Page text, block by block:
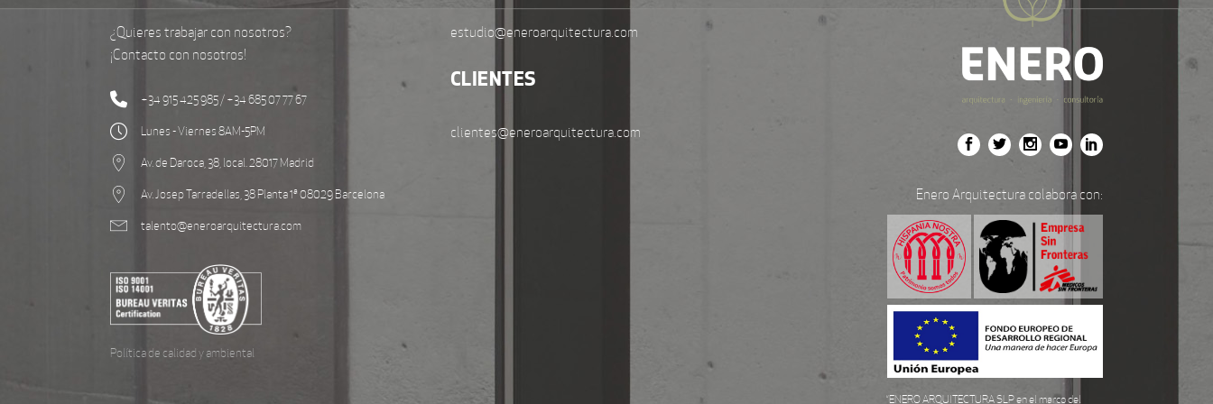
¿Quieres trabajar con nosotros?
¡Contacto con nosotros!
+34 915 425 985 / +34 685 07 77 67
Lunes - Viernes 8AM-5PM
Av. de Daroca, 38, local. 28017 Madrid
Av. Josep Tarradellas, 38 Planta 1ª 08029 Barcelona
talento@eneroarquitectura.com
Política de calidad y ambiental
estudio@eneroarquitectura.com
CLIENTES
clientes@eneroarquitectura.com
Enero Arquitectura colabora con:
“ENERO ARQUITECTURA SLP en el marco del